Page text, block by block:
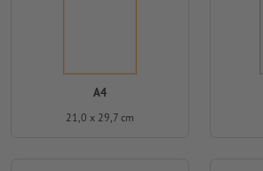
A4
21,0 x 29,7 cm